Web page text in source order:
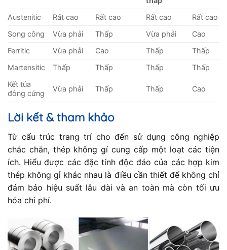
Austenitic Rất cao Rất cao Rất cao
Rất cao
Song công
Vừa phải Thấp Vừa phải
Cao
Ferritic
Vừa phải Cao Thấp
Thấp
Martensitic
Thấp Thấp Thấp
Thấp
Kết tủa
đông cứng
Vừa phải Thấp Thấp Cao
Lời kết & tham khảo
Từ cấu trúc trang trí cho đến sử dụng công nghiệp
chắc chắn, thép không gỉ cung cấp một loạt các tiện
ích. Hiểu được các đặc tính độc đáo của các hợp kim
thép không gỉ khác nhau là điều cần thiết để không chỉ
đảm bảo hiệu suất lâu dài và an toàn mà còn tối ưu
hóa chi phí.